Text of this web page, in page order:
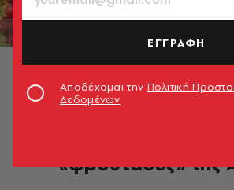
© Νικήτας Κακάκης
«φρουτάδες» της
ΕΓΓΡΑΦΗ
Αποδέχομαι την Πολιτική
Δεδομένων